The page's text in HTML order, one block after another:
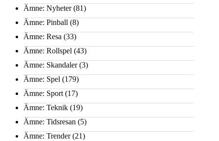
Ämne: Nyheter(81)
Ämne: Pinball (8)
Ämne: Resa (33)
Ämne: Rollspel (43)
Ämne: Skandaler(3)
Ämne: Spel (179)
Ämne: Sport (17)
Ämne: Teknik (19)
Ämne: Tidsresan (5)
Ämne: Trender(21)